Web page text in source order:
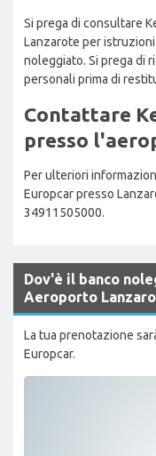
Si prega di consultare
Lanzarote per
noleggiato. Si prega di
personali prima di
Contattare
presso
Per ulteriori
Europcar presso
34911505000.
Dov'è il banco
Aeroporto
La tua prenotazione
Europcar.